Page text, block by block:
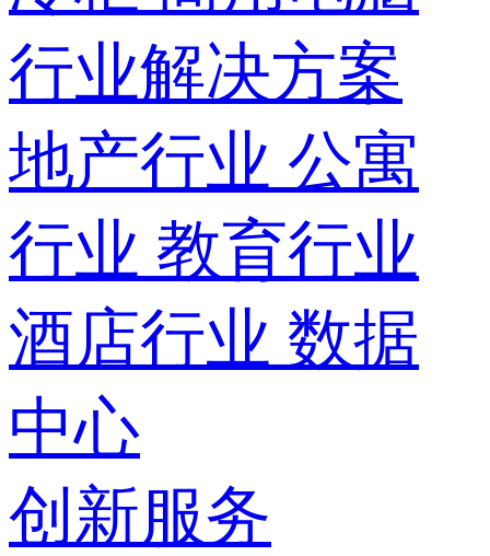
行业解决方案
地产行业 公寓
行业 教育行业
酒店行业 数据
中心
创新服务